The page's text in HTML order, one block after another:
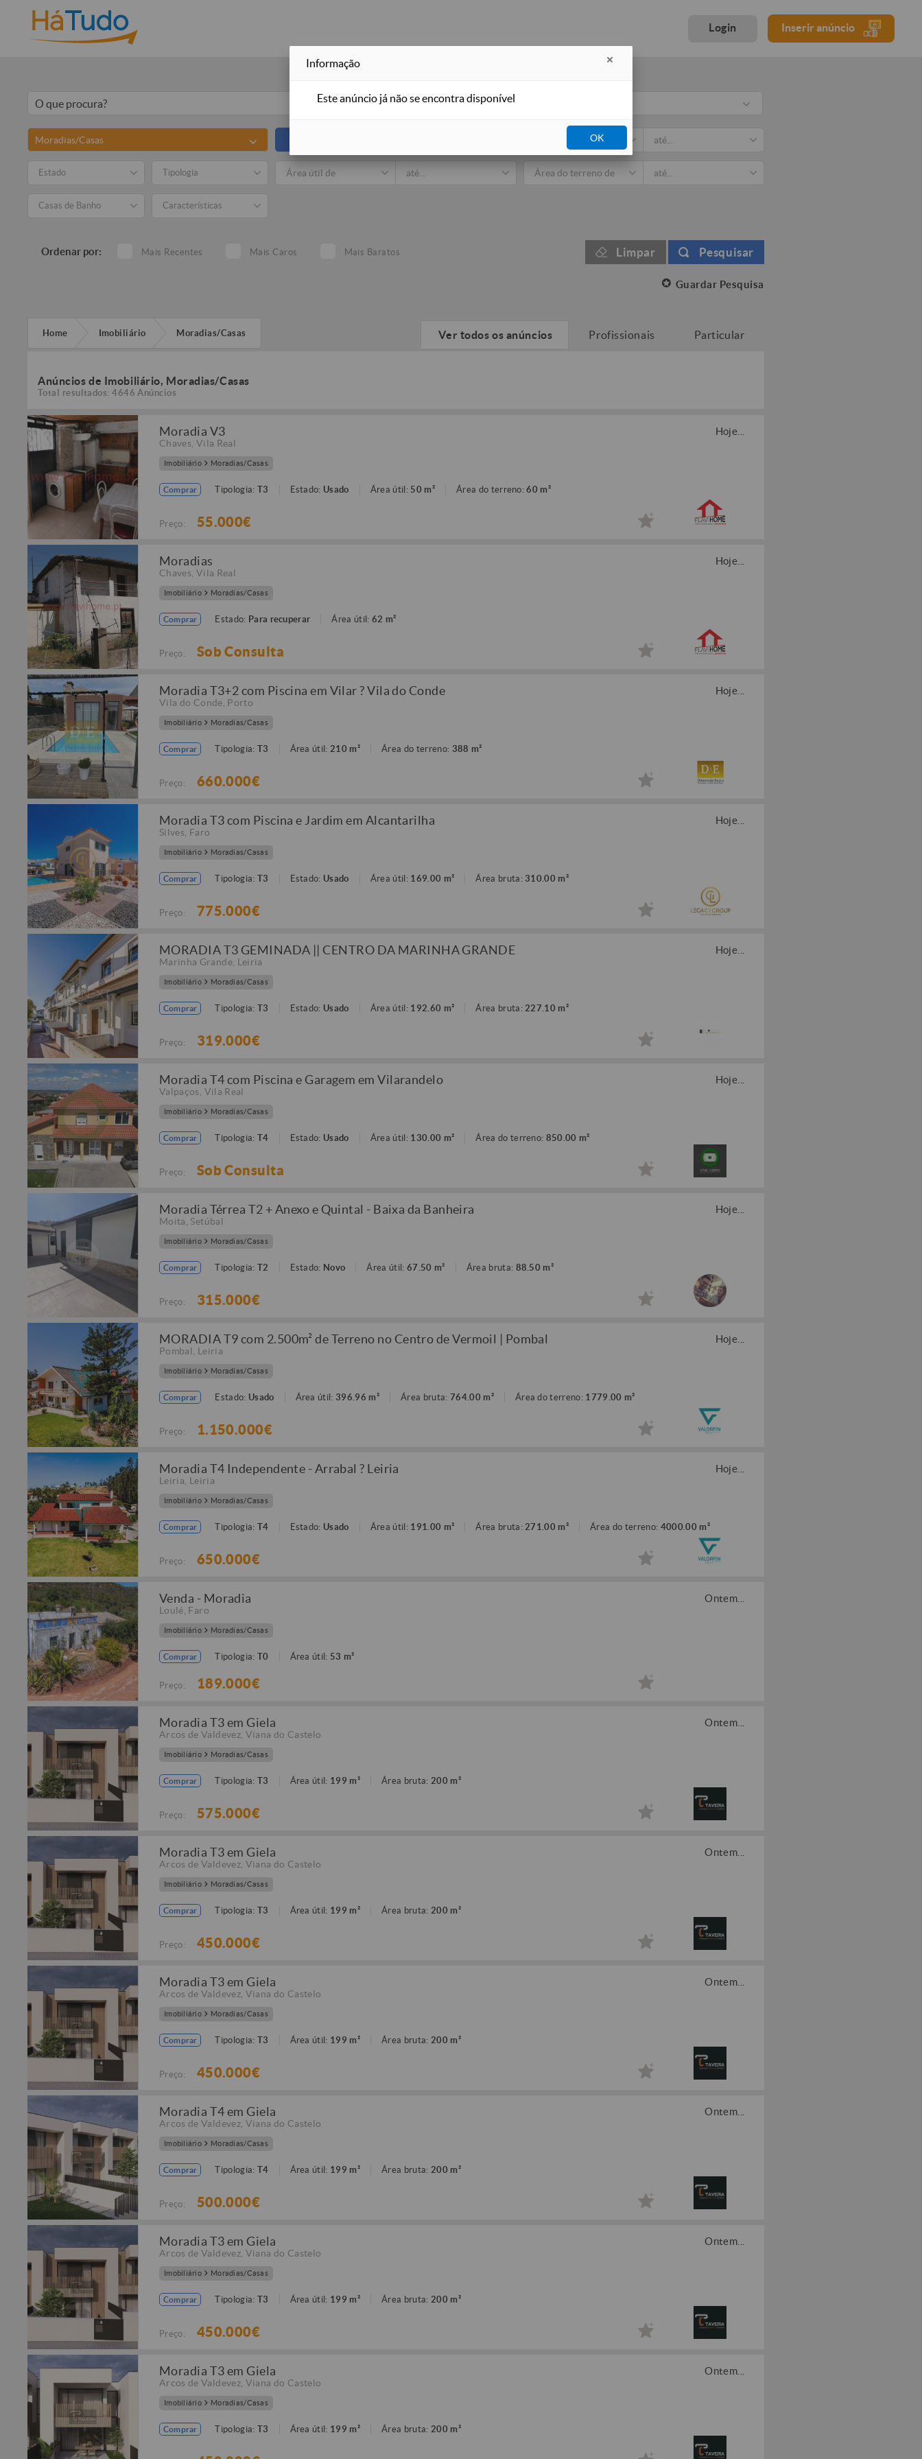
Login Inserir anúncio
Moradias/Casas
Estado Tipologia
Casas de Banho Características
Ordenar por: Mais Recentes Mais Caros Mais Baratos Limpar Pesquisar
Guardar Pesquisa
Home Imobiliário Moradias/Casas Ver todos os anúncios Profissionais Particular
Anúncios de Imobiliário, Moradias/Casas
Total resultados: 4646 Anúncios
Moradia V3 Hoje...
Chaves Vila Real
Imobiliário Moradias/Casas
Comprar Tipologia: T3 Estado: Usado Área útil: 50 m² Área do terreno:60 m²
Preço: 55.000€
Moradias Hoje...
Chaves Vila Real
Imobiliário Moradias/Casas
Comprar Estado: Para recuperar Área útil:62 m²
Preço: Sob Consulta
Moradia T3+2 com Piscina em Vilar ? Vila do Conde Hoje...
Vila do Conde Porto
Imobiliário Moradias/Casas
Comprar Tipologia: T3 Área útil:210 m² Área do terreno: 388 m²
Preço: 660.000€
Moradia T3 com Piscina e Jardim em Alcantarilha Hoje...
Silves Faro
Imobiliário Moradias/Casas
Comprar Tipologia: T3 Estado: Usado Área útil: 169.00 m² Área bruta: 310.00 m²
Preço: 775.000€
MORADIA T3 GEMINADA || CENTRO DA MARINHA GRANDE Hoje...
Marinha Grande, Leiria
Imobiliário Moradias/Casas
Comprar Tipologia: T3 Estado: Usado Área útil: 192.60 m² Área bruta:227.10 m²
Preço: 319.000€
Moradia T4 com Piscina e Garagem em Vilarandelo Hoje...
Valpaços Vila Real
Imobiliário Moradias/Casas
Comprar Tipologia: T4 Estado: Usado Área útil: 130.00 m² Área do terreno: 850.00 m²
Preço: Sob Consulta
Moradia Térrea T2 + Anexo e Quintal - Baixa da Banheira Hoje...
Moita Setúbal
Imobiliário Moradias/Casas
Comprar Tipologia: T2 Estado: Novo Área útil: 67.50 m² Área bruta: 88.50 m²
Preço: 315.000€
MORADIA T9 com 2.500m² de Terreno no Centro de Vermoil | Pombal Hoje...
Pombal Leiria
Imobiliário Moradias/Casas
Comprar Estado: Usado Área útil: 396.96 m² Área bruta: 764.00 m² Área do terreno: 1779.00 m²
Preço: 1.150.000€
Moradia T4 Independente - Arrabal ? Leiria Hoje...
Leiria Leiria
Imobiliário Moradias/Casas
Comprar Tipologia: T4 Estado: Usado Área útil: 191.00 m² Área bruta:271.00 m² Área do terreno: 4000.00 m²
Preço: 650.000€
Venda - Moradia Ontem...
Loulé Faro
Imobiliário Moradias/Casas
Comprar Tipologia: T0 Área útil: 53 m²
Preço: 189.000€
Moradia T3 em Giela Ontem...
Arcos de Valdevez, Viana do Castelo
Imobiliário Moradias/Casas
Comprar Tipologia: T3 Área útil: 199 m² Área bruta: 200 m²
Preço: 575.000€
Moradia T3 em Giela Ontem...
Arcos de Valdevez, Viana do Castelo
Imobiliário Moradias/Casas
Comprar Tipologia: T3 Área útil: 199 m² Área bruta: 200 m²
Preço: 450.000€
Moradia T3 em Giela Ontem...
Arcos de Valdevez, Viana do Castelo
Imobiliário Moradias/Casas
Comprar Tipologia: T3 Área útil: 199 m² Área bruta: 200 m²
Preço: 450.000€
Moradia T4 em Giela Ontem...
Arcos de Valdevez, Viana do Castelo
Imobiliário Moradias/Casas
Comprar Tipologia: T4 Área útil: 199 m² Área bruta: 200 m²
Preço: 500.000€
Moradia T3 em Giela Ontem...
Arcos de Valdevez, Viana do Castelo
Imobiliário Moradias/Casas
Comprar Tipologia: T3 Área útil: 199 m² Área bruta: 200 m²
Preço: 450.000€
Moradia T3 em Giela Ontem...
Arcos de Valdevez, Viana do Castelo
Imobiliário Moradias/Casas
Comprar Tipologia: T3 Área útil: 199 m² Área bruta: 200 m²
Informação
Este anúncio já não se encontra disponível
OK